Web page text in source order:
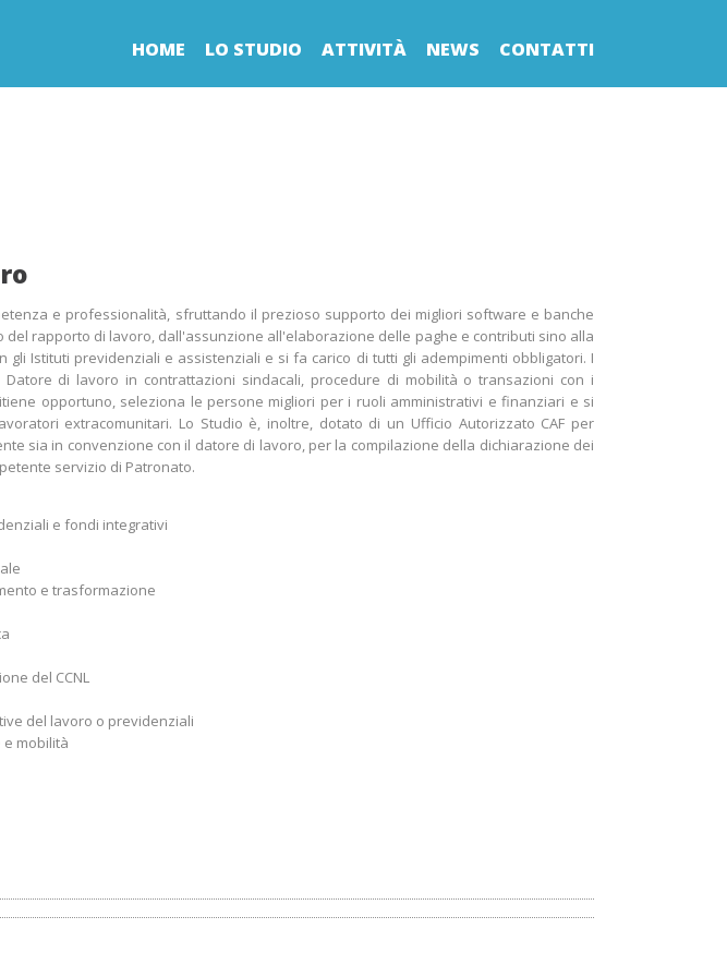
HOME LO STUDIO ATTIVITÀ NEWS CONTATTI
e professionalità, sfruttando il prezioso supporto dei migliori software e banche
rapporto di lavoro, dall'assunzione all'elaborazione delle paghe e contributi sino alla
gli Istituti previdenziali e assistenziali e si fa carico di tutti gli adempimenti obbligatori. I
di lavoro in contrattazioni sindacali, procedure di mobilità o transazioni con i
opportuno, seleziona le persone migliori per i ruoli amministrativi e finanziari e si
extracomunitari. Lo Studio è, inoltre, dotato di un Ufficio Autorizzato CAF per
sia in convenzione con il datore di lavoro, per la compilazione della dichiarazione dei
servizio di Patronato.
e fondi integrativi
e trasformazione
del CCNL
del lavoro o previdenziali
mobilità